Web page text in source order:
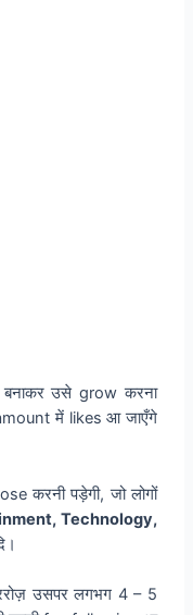
उसे grow करना
में likes आ जाएँगे
करनी पड़ेगी, जो लोगों
Technology,
उसपर लगभग 4 – 5